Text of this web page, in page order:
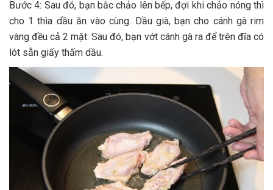
Bước 4: Sau đó, bạn bắc chảo lên bếp, đợi khi chảo nóng thì
cho 1 thìa dầu ăn vào cùng. Dầu già, bạn cho cánh gà rim
vàng đều cả 2 mặt. Sau đó, bạn vớt cánh gà ra để trên đĩa có
lót sẵn giấy thấm dầu.